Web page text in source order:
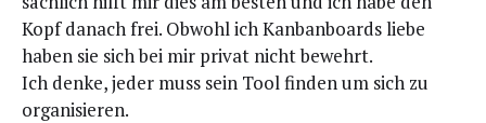
Kopf danach frei. Obwohl ich Kan­ban­boards lie­be
haben sie sich bei mir pri­vat nicht bewehrt.
Ich den­ke, jeder muss sein Tool fin­den um sich zu
organisieren.